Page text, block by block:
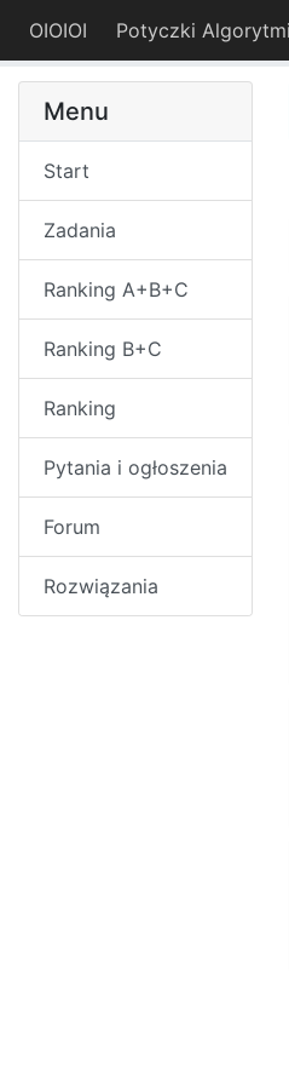
OIOIOI
Menu
Start
Zadania
Ranking A+B+C
Ranking B+C
Ranking
Pytania i ogłoszenia
Forum
Rozwiązania